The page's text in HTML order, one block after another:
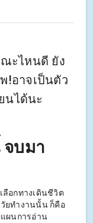
ณะไหนดี ยัง
!อาจเป็นตัว
นได้นะ
จบมา
ลือกทางเดินชีวิต
วัยทำงานนั้น ก็คือ
แผนการอ่าน